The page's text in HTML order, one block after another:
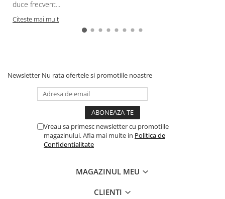
duce frecvent...
Citeste mai mult
Newsletter Nu rata ofertele si promotiile noastre
Vreau sa primesc newsletter cu promotiile
magazinului. Afla mai multe in Politica de
Confidentialitate
MAGAZINUL MEU
CLIENTI